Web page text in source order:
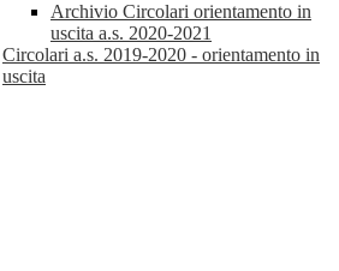
Archivio Circolari orientamento in
uscita a.s. 2020-2021
Circolari a.s. 2019-2020 - orientamento in
uscita